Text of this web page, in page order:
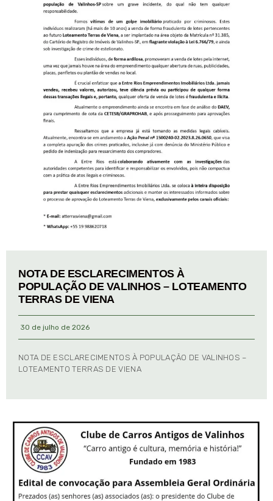
NOTA DE ESCLARECIMENTOS À
POPULAÇÃO DE VALINHOS – LOTEAMENTO
TERRAS DE VIENA
30 de julho de 2026
NOTA DE ESCLARECIMENTOS À POPULAÇÃO DE VALINHOS –
LOTEAMENTO TERRAS DE VIENA